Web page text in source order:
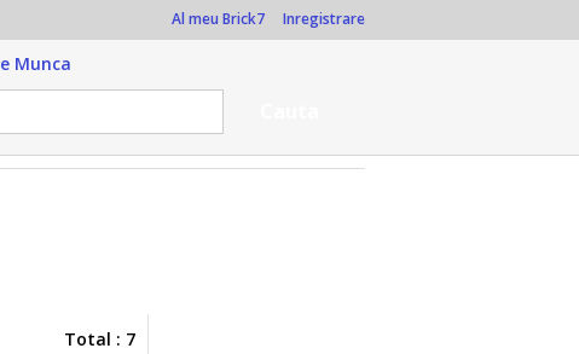
Al meu Brick7 Inregistrare
Munca
Total : 7